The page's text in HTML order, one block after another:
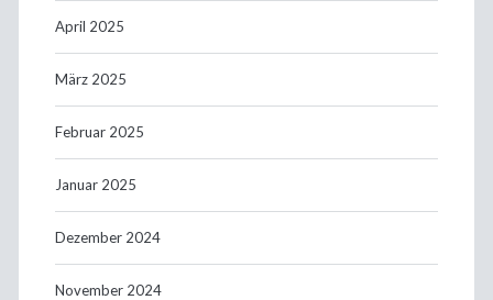
April 2025
März 2025
Februar 2025
Januar 2025
Dezember 2024
November 2024